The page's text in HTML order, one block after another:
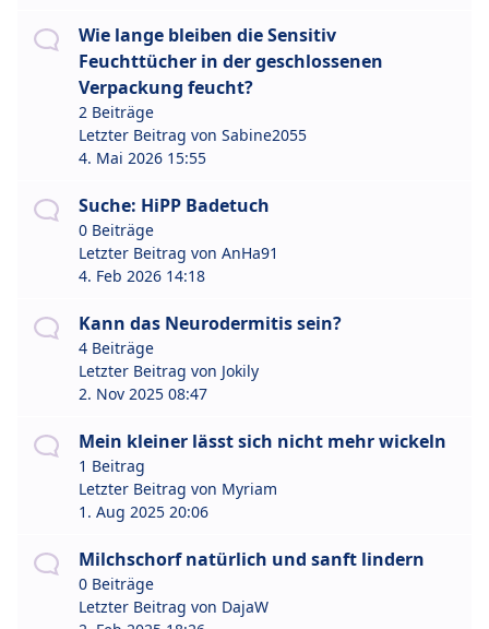
Wie lange bleiben die Sensitiv
Feuchttücher in der geschlossenen
Verpackung feucht?
2 Beiträge
Letzter Beitrag von Sabine2055
4. Mai 2026 15:55
Suche: HiPP Badetuch
0 Beiträge
Letzter Beitrag von AnHa91
4. Feb 2026 14:18
Kann das Neurodermitis sein?
4 Beiträge
Letzter Beitrag von Jokily
2. Nov 2025 08:47
Mein kleiner lässt sich nicht mehr wickeln
1 Beitrag
Letzter Beitrag von Myriam
1. Aug 2025 20:06
Milchschorf natürlich und sanft lindern
0 Beiträge
Letzter Beitrag von DajaW